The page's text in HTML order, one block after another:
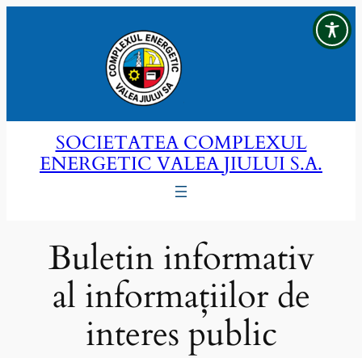
SOCIETATEA COMPLEXUL
ENERGETIC VALEA JIULUI S.A.
Buletin informativ
al informațiilor de
interes public